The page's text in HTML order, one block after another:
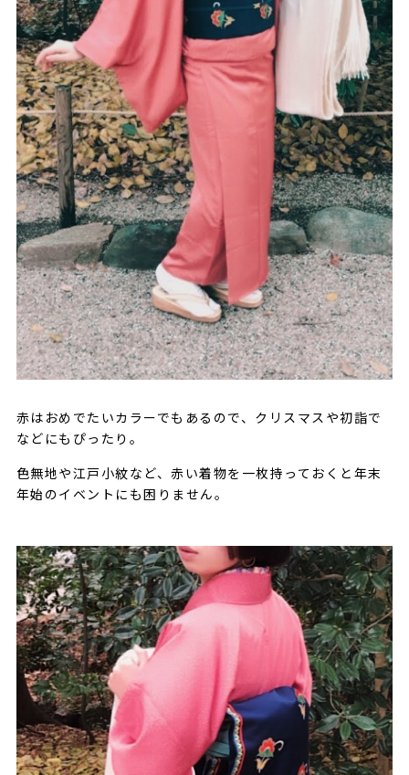
赤はおめでたいカラーでもあるので、クリスマスや初詣で
などにもぴったり。
色無地や江戸小紋など、赤い着物を一枚持っておくと年末
年始のイベントにも困りません。